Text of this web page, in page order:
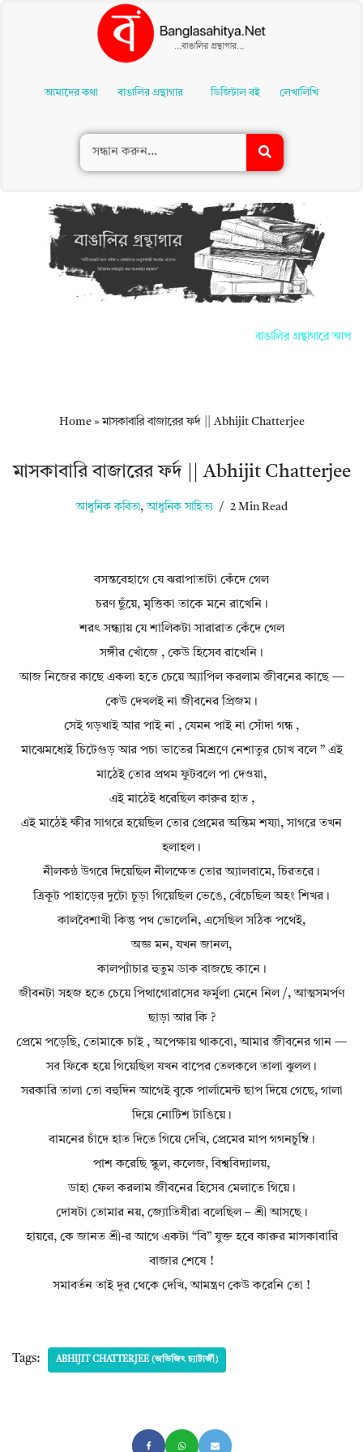
Contentআমাদের কথা বাঙালির গ্রন্থাগার ডিজিটাল বই লেখালিখি
বাঙালির গ্রন্থাগারে
Home»মাসকাবারি বাজারের ফর্দ || Abhijit Chatterjee
মাসকাবারি বাজারের ফর্দ || Abhijit Chatterjee
আধুনিক কবিতা, আধুনিক সাহিত্য 2 Min Read
বসন্তবেহাগে যে ঝরাপাতাটা কেঁদে গেল
চরণ ছুঁয়ে, মৃত্তিকা তাকে মনে রাখেনি।
শরৎ সন্ধ্যায় যে শালিকটা সারারাত কেঁদে গেল
সঙ্গীর খোঁজে , কেউ হিসেব রাখেনি।
আজ নিজের কাছে একলা হতে চেয়ে অ্যাপিল করলাম জীবনের কাছে —
কেউ দেখলই না জীবনের প্রিজম।
সেই গড়খাই আর পাই না , যেমন পাই না সোঁদা গন্ধ ,
মাঝেমধ্যেই চিটেগুড় আর পচা ভাতের মিশ্রণে নেশাতুর চোখ বলে ” এই
মাঠেই তোর প্রথম ফুটবলে পা দেওয়া,
এই মাঠেই ধরেছিল কারুর হাত ,
এই মাঠেই ক্ষীর সাগরে হয়েছিল তোর প্রেমের অন্তিম শয্যা, সাগরে তখন
হলাহল।
নীলকন্ঠ উগরে দিয়েছিল নীলক্ষেত তোর অ্যালবামে, চিরতরে।
ত্রিকূট পাহাড়ের দুটো চূড়া গিয়েছিল ভেঙে, বেঁচেছিল অহং শিখর।
কালবৈশাখী কিন্তু পথ ভোলেনি, এসেছিল সঠিক পথেই,
অজ্ঞ মন, যখন জানল,
কালপ্যাঁচার হুতুম ডাক বাজছে কানে।
জীবনটা সহজ হতে চেয়ে পিথাগোরাসের ফর্মুলা মেনে নিল /, আত্মসমর্পণ
ছাড়া আর কি ?
প্রেমে পড়েছি, তোমাকে চাই , অপেক্ষায় থাকবো, আমার জীবনের গান —
সব ফিকে হয়ে গিয়েছিল যখন বাপের তেলকলে তালা ঝুলল।
সরকারি তালা তো বহুদিন আগেই বুকে পার্লামেন্ট ছাপ দিয়ে গেছে, গালা
দিয়ে নোটিশ টাঙিয়ে।
বামনের চাঁদে হাত দিতে গিয়ে দেখি, প্রেমের মাপ গগনচুম্বি।
পাশ করেছি স্কুল, কলেজ, বিশ্ববিদ্যালয়,
ডাহা ফেল করলাম জীবনের হিসেব মেলাতে গিয়ে।
দোষটা তোমার নয়, জ্যোতিষীরা বলেছিল – শ্রী আসছে।
হায়রে, কে জানত শ্রী-র আগে একটা “বি” যুক্ত হবে কারুর মাসকাবারি
বাজার শেষে !
সমাবর্তন তাই দূর থেকে দেখি, আমন্ত্রণ কেউ করেনি তো !
Tags: ABHIJIT CHATTERJEE (অভিজিৎ চ্যাটার্জী)